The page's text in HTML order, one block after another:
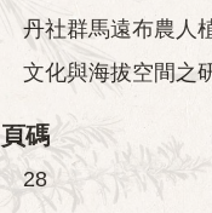
丹社群馬遠布農人
文化與海拔空間之
頁碼
28